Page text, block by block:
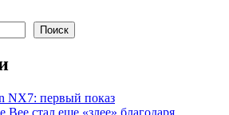
Поиск
NX7: первый показ